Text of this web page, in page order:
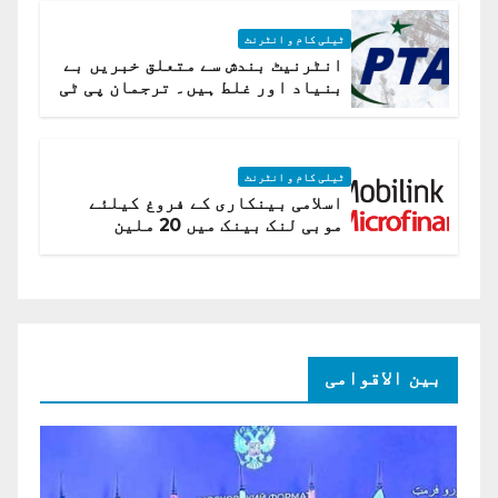
ٹیلی کام و انٹرنٹ
انٹرنیٹ بندش سے متعلق خبریں بے
بنیاد اور غلط ہیں۔ ترجمان پی ٹی
ٹیلی کام و انٹرنٹ
اسلامی بینکاری کے فروغ کیلئے
موبی لنک بینک میں 20 ملین
بین الاقوامی